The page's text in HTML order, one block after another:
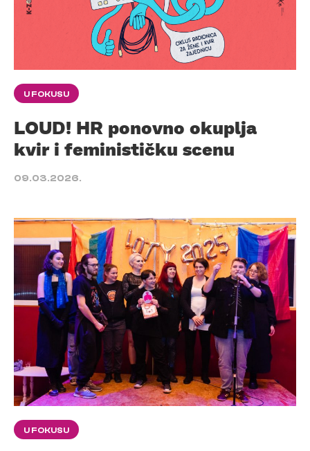
U FOKUSU
LOUD! HR ponovno okuplja
kvir i feminističku scenu
09.03.2026.
U FOKUSU